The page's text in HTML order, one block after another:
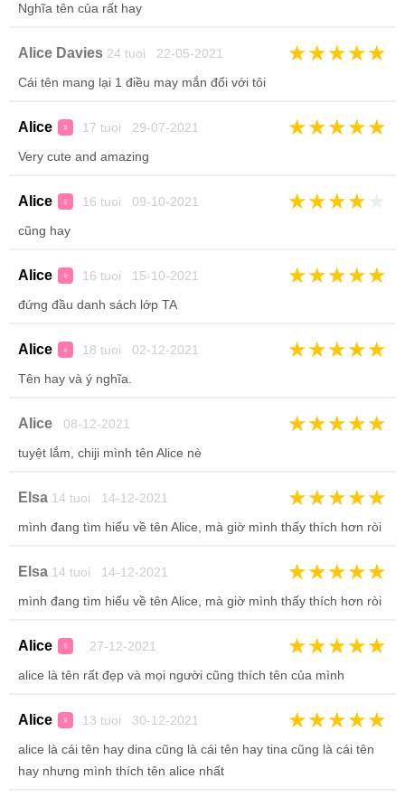
Nghĩa tên của rất hay
Alice Davies 24 tuoi 22-05-2021 ★★★★★
Cái tên mang lại 1 điều may mắn đối với tôi
Alice ♀ 17 tuoi 29-07-2021 ★★★★★
Very cute and amazing
Alice ♀ 16 tuoi 09-10-2021 ★★★★
cũng hay
Alice ♀ 16 tuoi 15-10-2021 ★★★★★
đứng đầu danh sách lớp TA
Alice ♀ 18 tuoi 02-12-2021 ★★★★★
Tên hay và ý nghĩa.
Alice 08-12-2021 ★★★★★
tuyệt lắm, chiji mình tên Alice nè
Elsa 14 tuoi 14-12-2021 ★★★★★
mình đang tìm hiểu về tên Alice, mà giờ mình thấy thích hơn ròi
Elsa 14 tuoi 14-12-2021 ★★★★★
mình đang tìm hiểu về tên Alice, mà giờ mình thấy thích hơn ròi
Alice ♀ 27-12-2021 ★★★★★
alice là tên rất đẹp và mọi người cũng thích tên của mình
Alice ♀ 13 tuoi 30-12-2021 ★★★★★
alice là cái tên hay dina cũng là cái tên hay tina cũng là cái tên
hay nhưng mình thích tên alice nhất